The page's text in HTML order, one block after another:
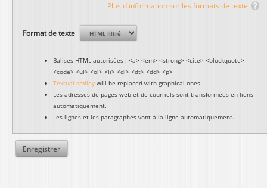
Plus d'information sur les formats de texte
Format de texte
Balises HTML autorisées : <a> <em> <strong> <cite> <blockquote>
<code> <ul> <ol> <li> <dl> <dt> <dd> <p>
Textual smiley will be replaced with graphical ones.
Les adresses de pages web et de courriels sont transformées en liens
automatiquement.
Les lignes et les paragraphes vont à la ligne automatiquement.